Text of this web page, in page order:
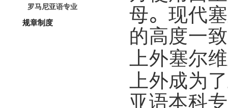
罗马尼亚语专业
规章制度
母。现代
的高度一
上外塞尔
上外成为
亚语本科